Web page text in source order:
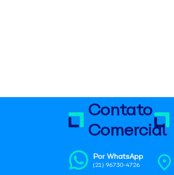
Contato
Comercial
Por WhatsApp
(21) 96730-4726